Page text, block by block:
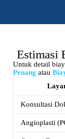
Estimasi
Untuk detail
Penang atau
Konsultasi
Angioplasti